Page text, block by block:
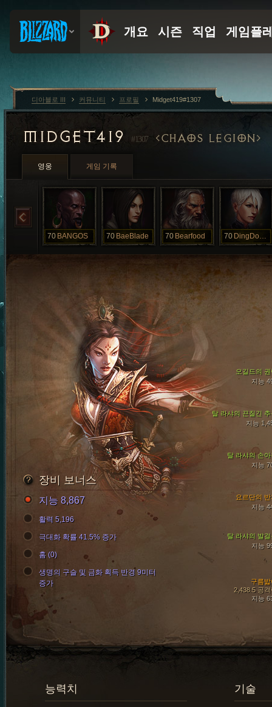
MIDGET419 #1307 CHAOS LEGION
영웅 게임 기록
70 BANGOS 70 BaeBlade 70 Bearfood 70 DingDongGong
탈 라샤의 끈질긴 추
지능
탈 라샤의 손아
지능
오길드의 권
지능
탈 라샤의 발걸
지능
구름밟
2,438.5 공격
지능
요르단의 반
지능
장비 보너스
지능 8,867
활력 5,196
극대화 확률 41.5% 증가
홈 (0)
생명의 구슬 및 금화 획득 반경 9미터
증가
기술
능력치
디아블로 III 커뮤니티 프로필 Midget419#1307